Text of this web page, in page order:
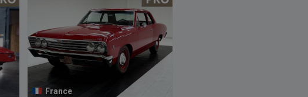
France